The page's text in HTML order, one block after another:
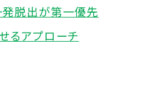
脱出が第一優先
るアプローチ